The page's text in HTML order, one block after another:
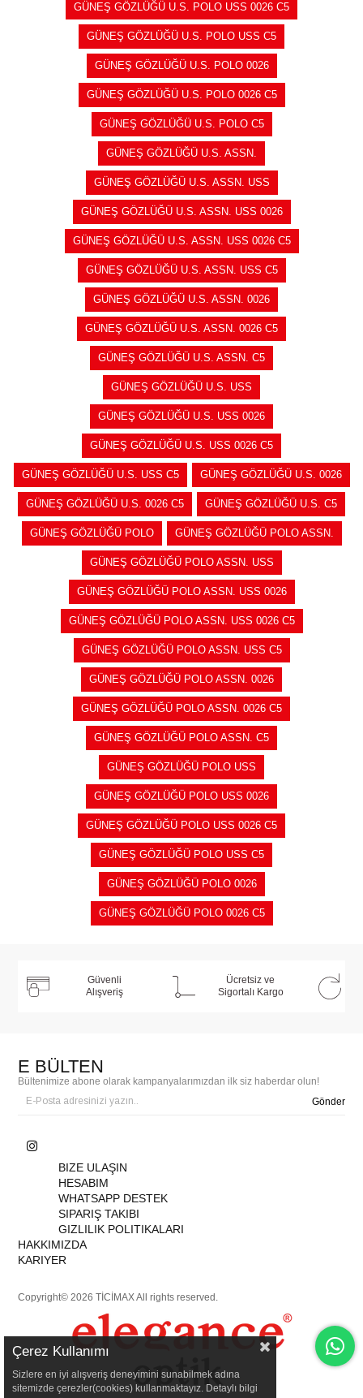
GÜNEŞ GÖZLÜĞÜ U.S. POLO USS 0026 C5
GÜNEŞ GÖZLÜĞÜ U.S. POLO USS C5
GÜNEŞ GÖZLÜĞÜ U.S. POLO 0026
GÜNEŞ GÖZLÜĞÜ U.S. POLO 0026 C5
GÜNEŞ GÖZLÜĞÜ U.S. POLO C5
GÜNEŞ GÖZLÜĞÜ U.S. ASSN.
GÜNEŞ GÖZLÜĞÜ U.S. ASSN. USS
GÜNEŞ GÖZLÜĞÜ U.S. ASSN. USS 0026
GÜNEŞ GÖZLÜĞÜ U.S. ASSN. USS 0026 C5
GÜNEŞ GÖZLÜĞÜ U.S. ASSN. USS C5
GÜNEŞ GÖZLÜĞÜ U.S. ASSN. 0026
GÜNEŞ GÖZLÜĞÜ U.S. ASSN. 0026 C5
GÜNEŞ GÖZLÜĞÜ U.S. ASSN. C5
GÜNEŞ GÖZLÜĞÜ U.S. USS
GÜNEŞ GÖZLÜĞÜ U.S. USS 0026
GÜNEŞ GÖZLÜĞÜ U.S. USS 0026 C5
GÜNEŞ GÖZLÜĞÜ U.S. USS C5 GÜNEŞ GÖZLÜĞÜ U.S. 0026
GÜNEŞ GÖZLÜĞÜ U.S. 0026 C5 GÜNEŞ GÖZLÜĞÜ U.S. C5
GÜNEŞ GÖZLÜĞÜ POLO GÜNEŞ GÖZLÜĞÜ POLO ASSN.
GÜNEŞ GÖZLÜĞÜ POLO ASSN. USS
GÜNEŞ GÖZLÜĞÜ POLO ASSN. USS 0026
GÜNEŞ GÖZLÜĞÜ POLO ASSN. USS 0026 C5
GÜNEŞ GÖZLÜĞÜ POLO ASSN. USS C5
GÜNEŞ GÖZLÜĞÜ POLO ASSN. 0026
GÜNEŞ GÖZLÜĞÜ POLO ASSN. 0026 C5
GÜNEŞ GÖZLÜĞÜ POLO ASSN. C5
GÜNEŞ GÖZLÜĞÜ POLO USS
GÜNEŞ GÖZLÜĞÜ POLO USS 0026
GÜNEŞ GÖZLÜĞÜ POLO USS 0026 C5
GÜNEŞ GÖZLÜĞÜ POLO USS C5
GÜNEŞ GÖZLÜĞÜ POLO 0026
GÜNEŞ GÖZLÜĞÜ POLO 0026 C5
Güvenli
Alışveriş
Ücretsiz ve
Sigortalı Kargo
E BÜLTEN
Bültenimize abone olarak kampanyalarımızdan ilk siz haberdar olun!
Gönder
BIZE ULAŞIN
HESABIM
WHATSAPP DESTEK
SIPARIŞ TAKIBI
GIZLILIK POLITIKALARI
HAKKIMIZDA
KARIYER
Copyright© 2026 TİCİMAX All rights reserved.
Çerez Kullanımı
Sizlere en iyi alışveriş deneyimini sunabilmek adına
sitemizde çerezler(cookies) kullanmaktayız. Detaylı bilgi